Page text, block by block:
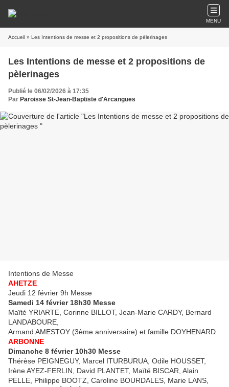
MENU
Accueil » Les Intentions de messe et 2 propositions de pèlerinages
Les Intentions de messe et 2 propositions de
pèlerinages
Publié le 06/02/2026 à 17:35
Par Paroisse St-Jean-Baptiste d'Arcangues
Intentions de Messe
AHETZE
Jeudi 12 février 9h Messe
Samedi 14 février 18h30 Messe
Maïté YRIARTE, Corinne BILLOT, Jean-Marie CARDY, Bernard
LANDABOURE,
Armand AMESTOY (3ème anniversaire) et famille DOYHENARD
ARBONNE
Dimanche 8 février 10h30 Messe
Thérèse PEIGNEGUY, Marcel ITURBURUA, Odile HOUSSET,
Irène AYEZ-FERLIN, David PLANTET, Maïté BISCAR, Alain
PELLE, Philippe BOOTZ, Caroline BOURDALES, Marie LANS,